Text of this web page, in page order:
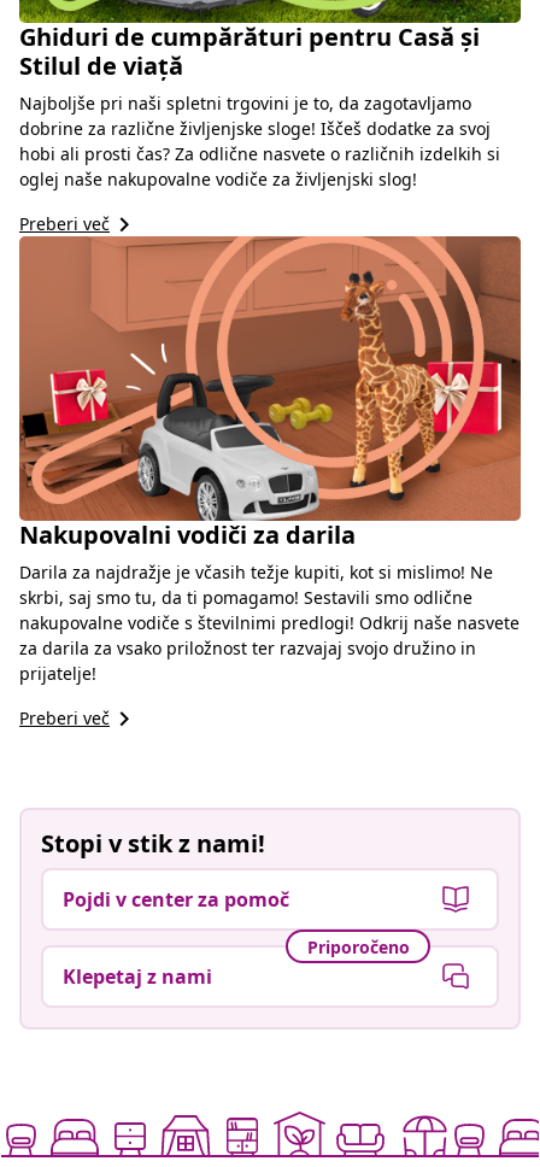
Ghiduri de cumpărături pentru Casă și
Stilul de viață
Najboljše pri naši spletni trgovini je to, da zagotavljamo
dobrine za različne življenjske sloge! Iščeš dodatke za svoj
hobi ali prosti čas? Za odlične nasvete o različnih izdelkih si
oglej naše nakupovalne vodiče za življenjski slog!
Preberi več keyboard_arrow_right
Nakupovalni vodiči za darila
Darila za najdražje je včasih težje kupiti, kot si mislimo! Ne
skrbi, saj smo tu, da ti pomagamo! Sestavili smo odlične
nakupovalne vodiče s številnimi predlogi! Odkrij naše nasvete
za darila za vsako priložnost ter razvajaj svojo družino in
prijatelje!
Preberi več keyboard_arrow_right
Stopi v stik z nami!
Pojdi v center za pomoč
Priporočeno
Klepetaj z nami